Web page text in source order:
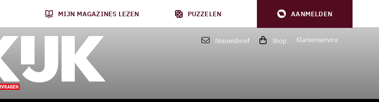
MIJN MAGAZINES LEZEN PUZZELEN AANMELDEN
Nieuwsbrief Shop Klantenservice